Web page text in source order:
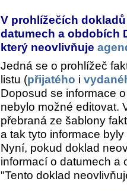
V prohlížečích
datumech a obdobích
který neovlivňuje
Jedná se o prohlížeč
listu (přijatého i
Doposud se informace
nebylo možné editovat.
přebraná ze šablony
a tak tyto informace
Nyní, pokud doklad
informací o datumech a
"Tento doklad